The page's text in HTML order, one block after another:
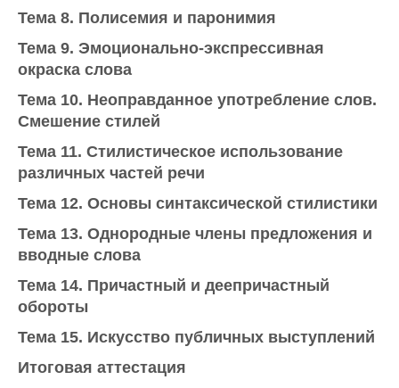
Тема 8. Полисемия и паронимия
Тема 9. Эмоционально-экспрессивная
окраска слова
Тема 10. Неоправданное употребление слов.
Смешение стилей
Тема 11. Стилистическое использование
различных частей речи
Тема 12. Основы синтаксической стилистики
Тема 13. Однородные члены предложения и
вводные слова
Тема 14. Причастный и деепричастный
обороты
Тема 15. Искусство публичных выступлений
Итоговая аттестация